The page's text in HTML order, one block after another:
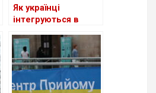
Як українці
інтегруються в